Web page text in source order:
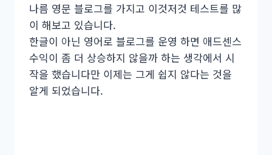
나름 영문 블로그를 가지고 이것저것 테스트를 많
이 해보고 있습니다.
한글이 아닌 영어로 블로그를 운영 하면 애드센스
수익이 좀 더 상승하지 않을까 하는 생각에서 시
작을 했습니다만 이제는 그게 쉽지 않다는 것을
알게 되었습니다.